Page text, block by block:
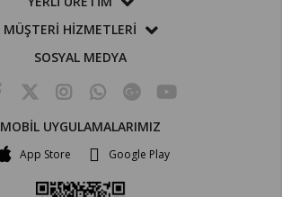
MÜŞTERİ HİZMETLERİ
SOSYAL MEDYA
MOBİL UYGULAMALARIMIZ
App Store Google Play